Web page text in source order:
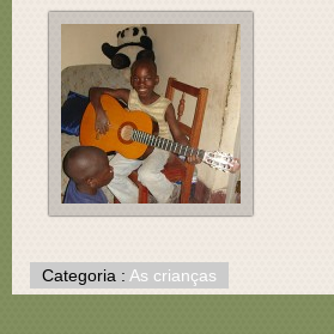
Categoria : As crianças